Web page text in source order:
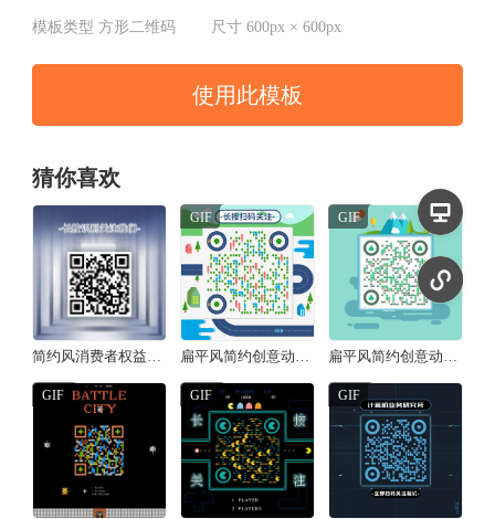
模板类型 方形二维码 尺寸 600px × 600px
使用此模板
猜你喜欢
GIF GIF
GIF GIF GIF